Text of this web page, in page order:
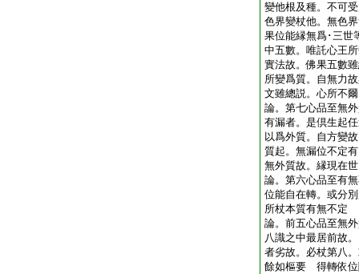
變他根及種。不可
色界變杖他。無色
果位能縁無爲･三世
中五數。唯託心王
實法故。佛果五數
所變爲質。自無力
文雖總説。心所不
論。第七心品至無
有漏者。是倶生起
以爲外質。自方變
質起。無漏位不定
無外質故。縁現在
論。第六心品至有
位能自在轉。或分
所杖本質有無不定
論。前五心品至無
八識之中最居前故
者劣故。必杖第八
餘如樞要 得轉依位